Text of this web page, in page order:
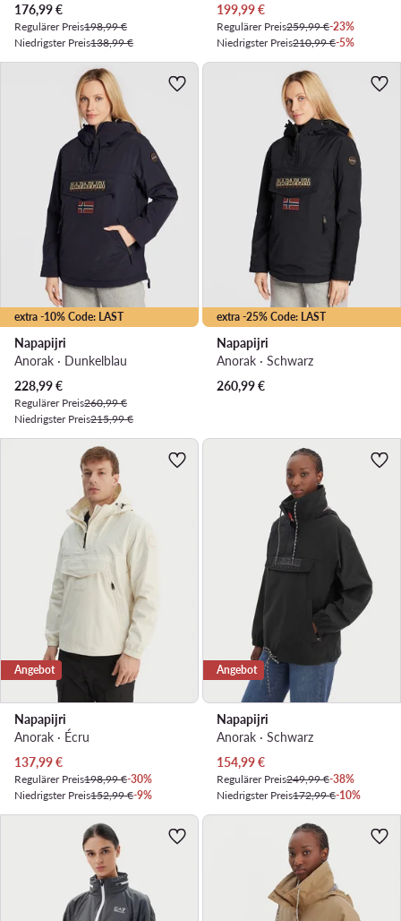
Aktueller Preis
176,99€
Regulärer Preis198,99 €
Niedrigster Preis138,99 €
Aktueller Preis
199,99€
Regulärer Preis259,99 €-23%
Niedrigster Preis210,99 €-5%
extra -10% Code: LAST
Napapijri
Anorak · Dunkelblau
Aktueller Preis
228,99€
Regulärer Preis260,99 €
Niedrigster Preis215,99 €
extra -25% Code: LAST
Napapijri
Anorak · Schwarz
260,99€
Angebot
Napapijri
Anorak · Écru
Aktueller Preis
137,99€
Regulärer Preis198,99 €-30%
Niedrigster Preis152,99 €-9%
Angebot
Napapijri
Anorak · Schwarz
Aktueller Preis
154,99€
Regulärer Preis249,99 €-38%
Niedrigster Preis172,99 €-10%